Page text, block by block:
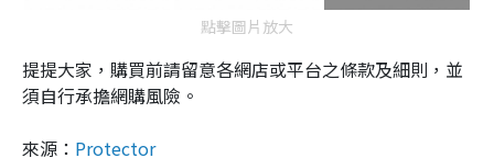
點擊圖片放大
提提大家，購買前請留意各網店或平台之條款及細則，並
須自行承擔網購風險。
來源： Protector